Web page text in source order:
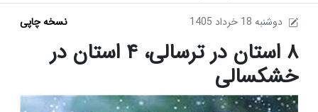
1405 دوشنبه 18 خرداد نسخه چاپی
۸ استان در ترسالی، ۴ استان در
خشکسالی